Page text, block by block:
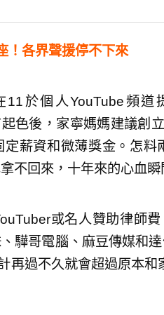
！各界聲援停不下來
11於個人YouTube頻
色後，家寧媽媽建議創
薪資和微薄獎金。怎
不回來，十年來的心血瞬
或名人贊助律師
驊哥電腦、麻豆傳媒和
再過不久就會超過原本